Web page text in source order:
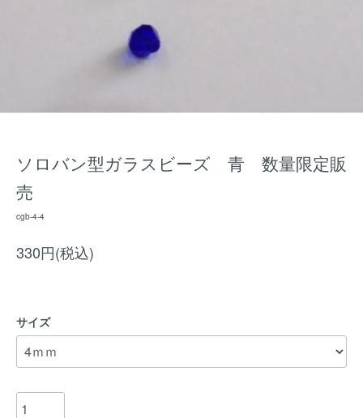
ソロバン型ガラスビーズ 青 数量限定販
売
cgb-4-4
330円(税込)
サイズ